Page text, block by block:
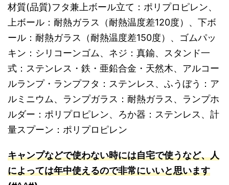
材質(品質)フタ兼上ボール立て：ポリプロピレン、
上ボール：耐熱ガラス（耐熱温度差120度）、下ボ
ール：耐熱ガラス（耐熱温度差150度）、ゴムパッ
キン：シリコーンゴム、ネジ：真鍮、スタンド一
式：ステンレス・鉄・亜鉛合金・天然木、アルコー
ルランプ・ランプフタ：ステンレス、ふうぼう：ア
ルミニウム、ランプガラス：耐熱ガラス、ランプホ
ルダー：ポリプロピレン、ろか器：ステンレス、計
量スプーン：ポリプロピレン
キャンプなどで使わない時には自宅で使うなど、人
によっては年中使えるので非常にいいと思います